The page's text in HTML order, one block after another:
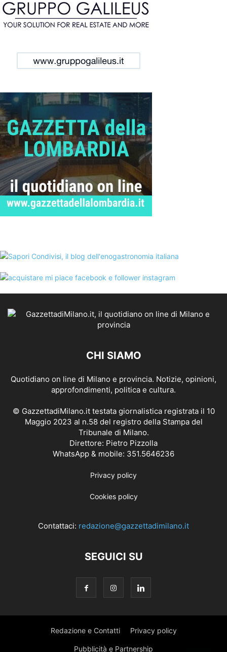
CHI SIAMO
Quotidiano on line di Milano e provincia. Notizie, opinioni,
approfondimenti, politica e cultura.
© GazzettadiMilano.it testata giornalistica registrata il 10
Maggio 2023 al n.58 del registro della Stampa del
Tribunale di Milano.
Direttore: Pietro Pizzolla
WhatsApp & mobile: 351.5646236
Privacy policy
Cookies policy
Contattaci: redazione@gazzettadimilano.it
SEGUICI SU
Redazione e Contatti Privacy policy
Pubblicità e Partnership